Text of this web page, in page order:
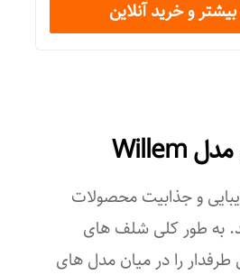
توضیحات
لوازم جانبی لازم برای نصب محصولات
با استفاده از ابزارهای دستی ساده و
همچنین، نحوه نصب به‌ طور دقیق و
سادگی و با دقت محصولات را نصب کنید.
و خرید آنلاین
و جذابیت محصولات
به طور کلی شلف های
را در میان مدل های